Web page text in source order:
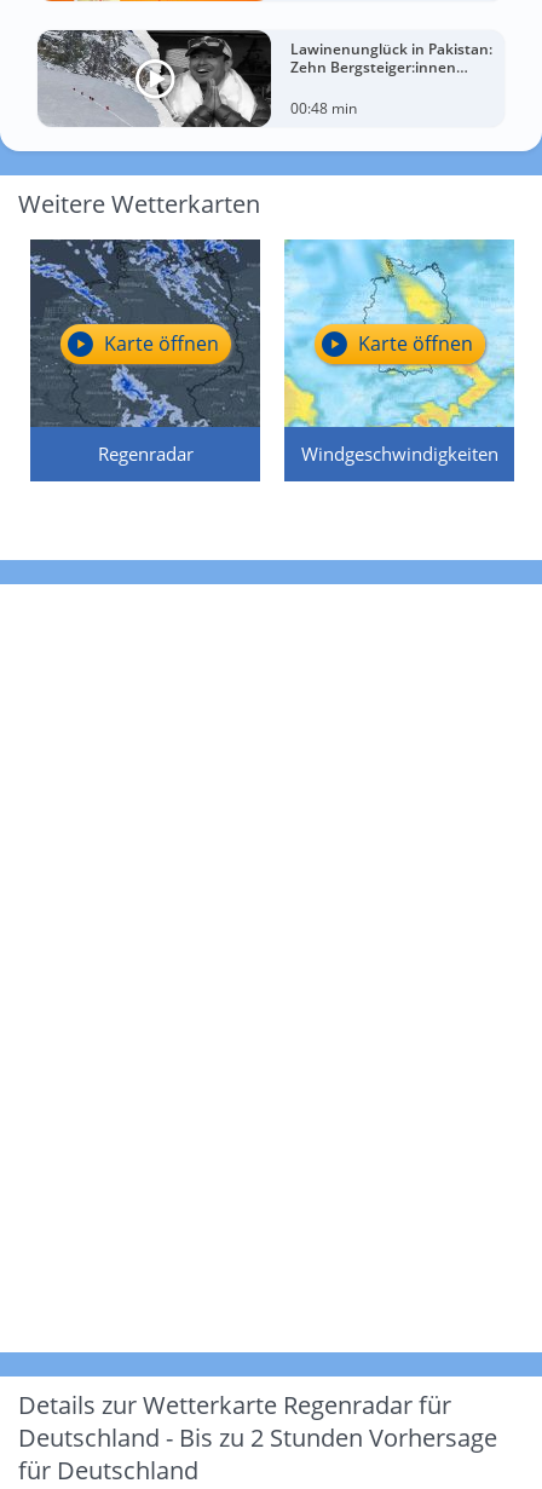
Lawinenunglück in Pakistan:
Zehn Bergsteiger:innen
00:48 min
Weitere Wetterkarten
Regenradar
Karte öffnen
Windgeschwindigkeiten
Karte öffnen
Details zur Wetterkarte Regenradar für
Deutschland - Bis zu 2 Stunden Vorhersage
für Deutschland